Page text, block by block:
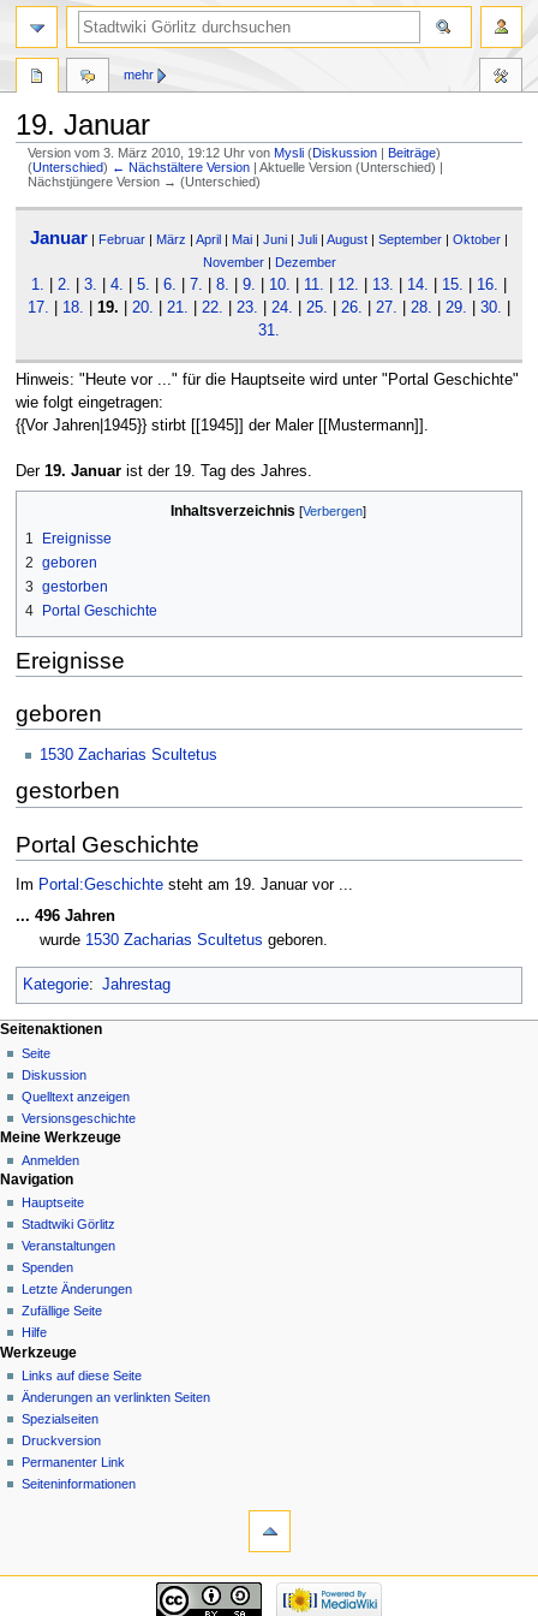
19. Januar
Version vom 3. März 2010, 19:12 Uhr von Mysli (Diskussion Beiträge)
(Unterschied) ← Nächstältere Version | Aktuelle Version (Unterschied) |
Nächstjüngere Version → (Unterschied)
Navigation
Suche
Januar | Februar | März | April | Mai | Juni | Juli | August | September | Oktober |
November| Dezember
1. 2. 3. 4. 5. 6. 7. 8. 9. 10. 11. 12. 13. 14. 15. 16.
17.
18. 19. 20. 21. 22. 23. 24. 25. 26. 27. 28. 29. 30.
31.
Hinweis: "Heute vor ..." für die Hauptseite wird unter "Portal Geschichte"
wie folgt eingetragen:
{{Vor Jahren|1945}} stirbt [[1945]] der Maler [[Mustermann]].
Der 19. Januarist der 19. Tag des Jahres.
Inhaltsverzeichnis
1
Ereignisse
2 geboren
3 gestorben
4
Portal Geschichte
Ereignisse
geboren
1530 Zacharias Scultetus
gestorben
Portal Geschichte
Im Portal:Geschichtesteht am 19. Januar vor ...
... 496 Jahren
wurde 1530 Zacharias Scultetus geboren.
Kategorie: Jahrestag
Seitenaktionen
Seite
Diskussion
Quelltext anzeigen
Versionsgeschichte
mehr
Meine Werkzeuge
Anmelden
Navigation
Hauptseite
Stadtwiki Görlitz
Veranstaltungen
Spenden
Letzte Änderungen
Zufällige Seite
Hilfe
Werkzeuge
Links auf diese Seite
Änderungen an verlinkten Seiten
Spezialseiten
Druckversion
Permanenter Link
Seiten­informationen